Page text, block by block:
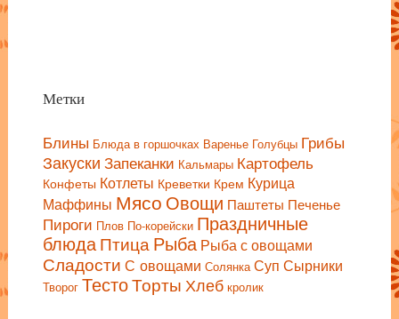
Метки
Блины Блюда в горшочках Варенье Голубцы Грибы
Закуски Запеканки Кальмары Картофель
Конфеты Котлеты Креветки Крем Курица
Маффины Мясо Овощи Паштеты Печенье
Пироги Плов По-корейски Праздничные
блюдаПтица Рыба Рыба с овощами
Сладости С овощами Солянка Суп Сырники
Творог ТестоТорты Хлеб кролик